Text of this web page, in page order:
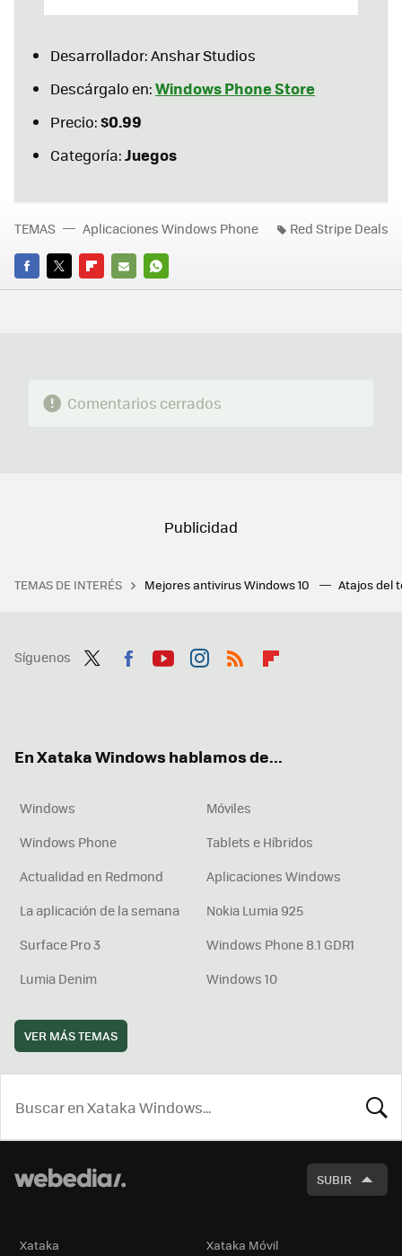
Desarrollador: Anshar Studios
Descárgalo en:Windows Phone Store
Precio:$0.99
Categoría:Juegos
FACEBOOK
TWITTERFLIPBOARD
E-
WHATSAPP
TEMAS Aplicaciones Windows Phone Red Stripe Deals
Comentarios cerrados
TEMAS DE INTERÉS Mejores antivirus Windows 10 Atajos del
Síguenos
En Xataka Windows hablamos de...
Windows
Móviles
Windows Phone
Tablets e Híbridos
Actualidad en Redmond
Aplicaciones Windows
La aplicación de la semana
Nokia Lumia 925
Surface Pro 3
Windows Phone 8.1 GDR1
Lumia Denim
Windows 10
VER MÁS TEMAS
SUBIR
Xataka Xataka Móvil